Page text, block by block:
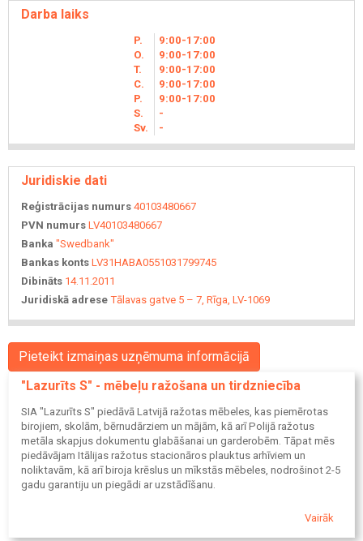
Darba laiks
P. 9 00-17 00
O.
9 00-17 00
T.
9 00-17 00
C.
9 00-17 00
P.
9 00-17 00
S.
-
Sv.
-
Juridiskie dati
Reģistrācijas numurs 40103480667
PVN numurs LV40103480667
Banka "Swedbank"
Bankas konts LV31HABA0551031799745
Dibināts 14.11.2011
Juridiskā adrese Tālavas gatve 5 – 7, Rīga, LV-1069
Pieteikt izmaiņas uzņēmuma informācijā
"Lazurīts S" - mēbeļu ražošana un tirdzniecība
SIA "Lazurīts S" piedāvā Latvijā ražotas mēbeles, kas piemērotas
birojiem, skolām, bērnudārziem un mājām, kā arī Polijā ražotus
metāla skapjus dokumentu glabāšanai un garderobēm. Tāpat mēs
piedāvājam Itālijas ražotus stacionāros plauktus arhīviem un
noliktavām, kā arī biroja krēslus un mīkstās mēbeles, nodrošinot 2-5
gadu garantiju un piegādi ar uzstādīšanu.
Vairāk